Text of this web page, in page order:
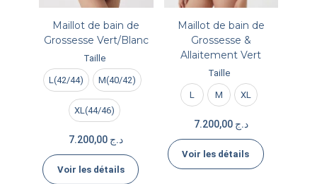
Maillot de bain de
Grossesse Vert/Blanc
Taille
L(42/44) M(40/42)
XL(44/46)
د.ج
Voir les détails
Maillot de bain de
Grossesse &
Allaitement Vert
Taille
L M XL
د.ج 7.200,00
Voir les détails